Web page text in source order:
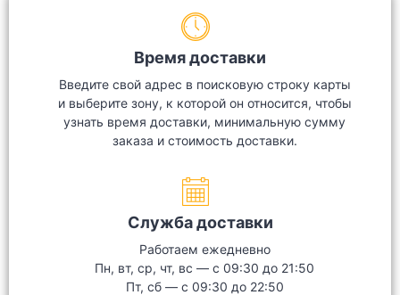
Время доставки
Введите свой адрес в поисковую строку карты
и выберите зону, к которой он относится, чтобы
узнать время доставки, минимальную сумму
заказа и стоимость доставки.
Служба доставки
Работаем ежедневно
Пн, вт, ср, чт, вс — с 09:30 до 21:50
Пт, сб — с 09:30 до 22:50